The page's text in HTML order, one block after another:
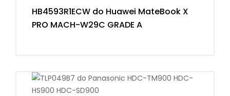
HB4593R1ECW do Huawei MateBook X
PRO MACH-W29C GRADE A